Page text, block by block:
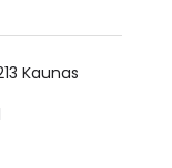
Kaunas